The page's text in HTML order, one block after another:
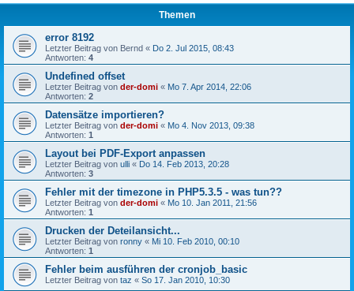
Themen
error 8192
Letzter Beitrag von Bernd « Do 2. Jul 2015, 08:43
Antworten: 4
Undefined offset
Letzter Beitrag von der-domi « Mo 7. Apr 2014, 22:06
Antworten: 2
Datensätze importieren?
Letzter Beitrag von der-domi « Mo 4. Nov 2013, 09:38
Antworten: 1
Layout bei PDF-Export anpassen
Letzter Beitrag von ulli « Do 14. Feb 2013, 20:28
Antworten: 3
Fehler mit der timezone in PHP5.3.5 - was tun??
Letzter Beitrag von der-domi « Mo 10. Jan 2011, 21:56
Antworten: 1
Drucken der Deteilansicht...
Letzter Beitrag von ronny « Mi 10. Feb 2010, 00:10
Antworten: 1
Fehler beim ausführen der cronjob_basic
Letzter Beitrag von taz « So 17. Jan 2010, 10:30